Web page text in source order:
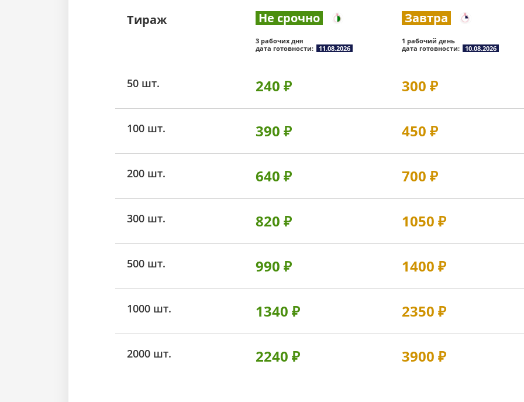
Тираж Не срочно
3 рабочих дня
дата готовности:
11.08.2026
Завтра
1 рабочий день
дата готовности:
10.08.2026
50 шт. 240 ₽ 300 ₽
100 шт. 390 ₽ 450 ₽
200 шт. 640 ₽ 700 ₽
300 шт. 820 ₽ 1050 ₽
500 шт. 990 ₽ 1400 ₽
1000 шт. 1340 ₽ 2350 ₽
2000 шт. 2240 ₽ 3900 ₽